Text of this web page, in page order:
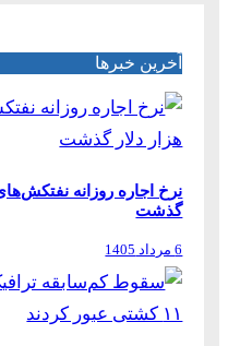
آخرین خبرها
گذشت
6 مرداد 1405